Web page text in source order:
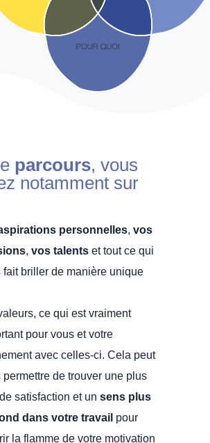
parcours, vous
notamment sur
personnelles, vos
, vos talentset tout ce qui
fait briller de manière unique
ce qui est vraiment
pour vous et votre
avec celles-ci. Cela peut
permettre de trouver une plus
satisfaction et un sens plus
dans votre travail pour
la flamme de votre motivation